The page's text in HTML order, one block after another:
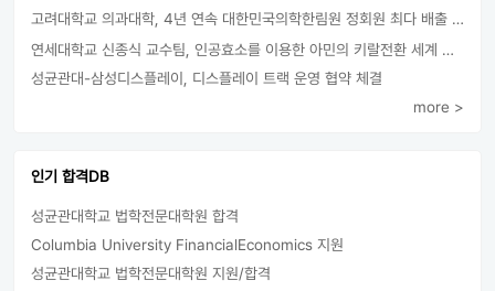
고려대학교 의과대학, 4년 연속 대한민국의학한림원 정회원 최다 배출 外
연세대학교 신종식 교수팀, 인공효소를 이용한 아민의 키랄전환 세계 최초로 성공
성균관대-삼성디스플레이, 디스플레이 트랙 운영 협약 체결
more >
인기 합격DB
성균관대학교 법학전문대학원 합격
Columbia University FinancialEconomics 지원
성균관대학교 법학전문대학원 지원/합격